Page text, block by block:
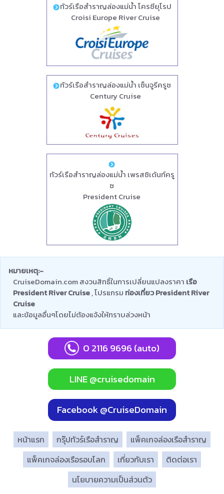
ทัวร์เรือสำราญล่องแม่น้ำ โครซียุโรป
Croisi Europe River Cruise
ทัวร์เรือสำราญล่องแม่น้ำ เซ็นจูรีครูซ
Century Cruise
ทัวร์เรือสำราญล่องแม่น้ำ เพรสซิเด้นท์ครู
ซ
President Cruise
หมายเหตุ:-
CruiseDomain.com สงวนสิทธิ์ในการเปลี่ยนแปลงราคา เรือ
President River Cruise, โปรแกรม ท่องเที่ยว President River
Cruise
และข้อมูลอื่นๆโดยไม่ต้องแจ้งให้ทราบล่วงหน้า
0 2116 9696 (auto)
LINE @cruisedomain
Facebook @CruiseDomain
หน้าแรก กรุ๊ปทัวร์เรือสำราญ
แพ็คเกจล่องเรือสำราญ
แพ็คเกจล่องเรือรอบโลก
เกี่ยวกับเรา
ติดต่อเรา
นโยบายความเป็นส่วนตัว